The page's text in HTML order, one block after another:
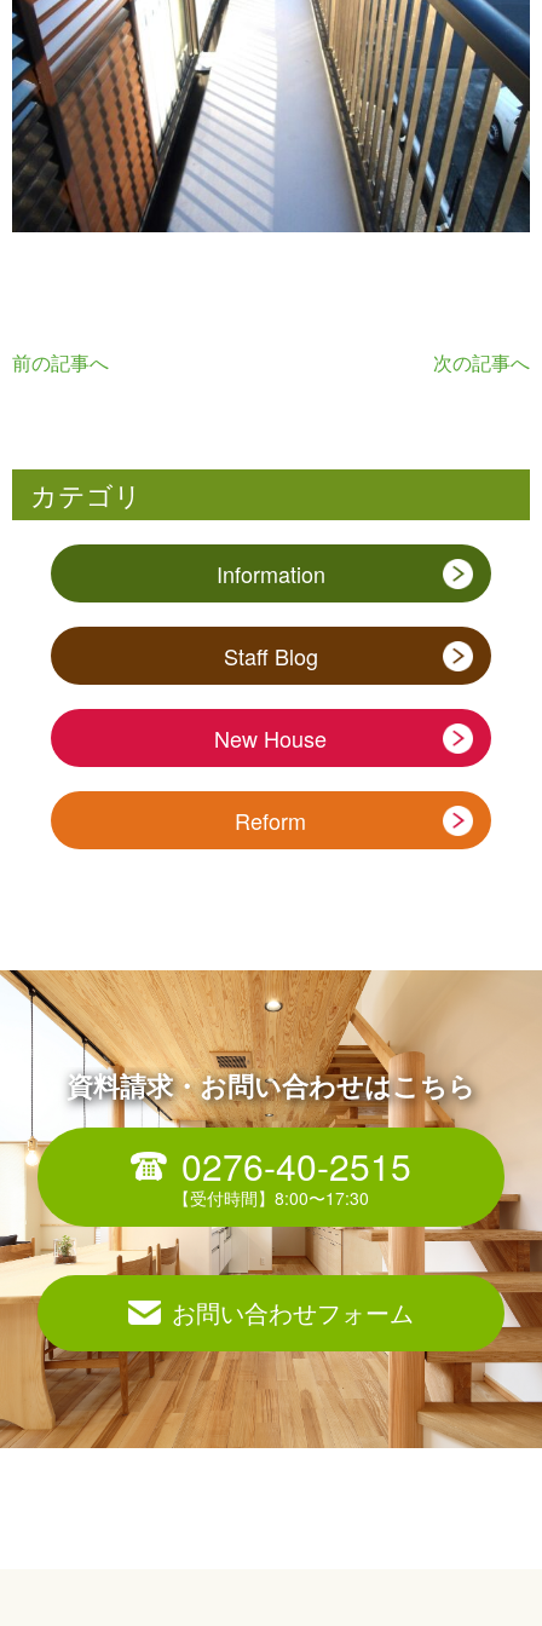
前の記事へ 次の記事へ
カテゴリ
Information
Staff Blog
New House
Reform
資料請求・お問い合わせはこちら
0276-40-2515
お問い合わせフォーム